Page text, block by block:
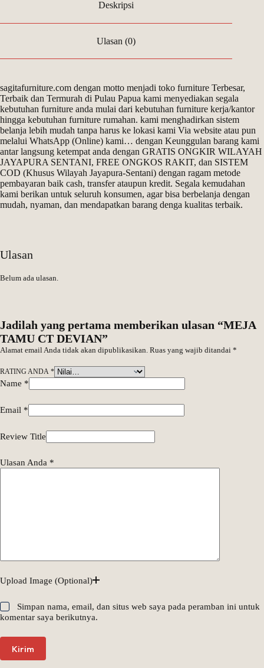
Deskripsi
Ulasan (0)
sagitafurniture.com dengan motto menjadi toko furniture Terbesar,
Terbaik dan Termurah di Pulau Papua kami menyediakan segala
kebutuhan furniture anda mulai dari kebutuhan furniture kerja/kantor
hingga kebutuhan furniture rumahan. kami menghadirkan sistem
belanja lebih mudah tanpa harus ke lokasi kami Via website atau pun
melalui WhatsApp (Online) kami… dengan Keunggulan barang kami
antar langsung ketempat anda dengan GRATIS ONGKIR WILAYAH
JAYAPURA SENTANI, FREE ONGKOS RAKIT, dan SISTEM
COD (Khusus Wilayah Jayapura-Sentani) dengan ragam metode
pembayaran baik cash, transfer ataupun kredit. Segala kemudahan
kami berikan untuk seluruh konsumen, agar bisa berbelanja dengan
mudah, nyaman, dan mendapatkan barang denga kualitas terbaik.
Ulasan
Belum ada ulasan.
Jadilah yang pertama memberikan ulasan “MEJA
TAMU CT DEVIAN”
Alamat email Anda tidak akan dipublikasikan. Ruas yang wajib ditandai *
RATING ANDA *
Name *
Email *
Review Title
Ulasan Anda *
Upload Image (Optional)
Simpan nama, email, dan situs web saya pada peramban ini untuk
komentar saya berikutnya.
Kirim